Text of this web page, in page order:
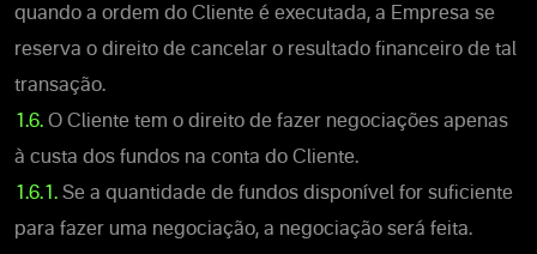
quando a ordem do Cliente é executada, a Empresa se
reserva o direito de cancelar o resultado financeiro de tal
transação.
1.6. O Cliente tem o direito de fazer negociações apenas
à custa dos fundos na conta do Cliente.
1.6.1. Se a quantidade de fundos disponível for suficiente
para fazer uma negociação, a negociação será feita.